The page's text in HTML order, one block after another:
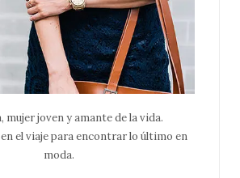
mujer joven y amante de la vida.
el viaje para encontrar lo último en
moda.